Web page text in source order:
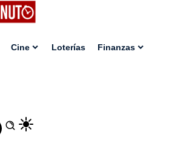
Cine Loterías Finanzas